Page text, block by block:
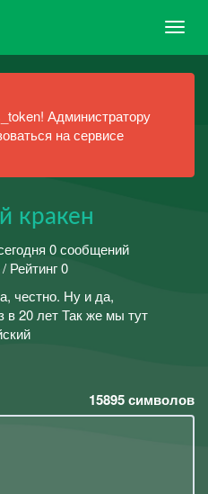
Администратору
на сервисе
кракен
0 сообщений
Рейтинг 0
честно. Ну и да,
в 20 лет Так же мы тут
15895символов